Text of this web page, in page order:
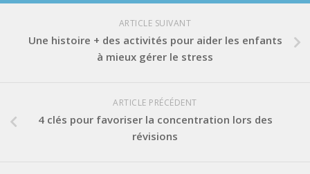
ARTICLE SUIVANT
Une histoire + des activités pour aider les enfants
à mieux gérer le stress
ARTICLE PRÉCÉDENT
4 clés pour favoriser la concentration lors des
révisions